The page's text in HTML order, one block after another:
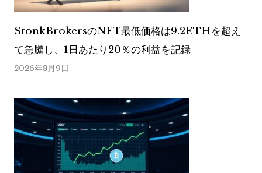
StonkBrokersのNFT最低価格は9.2ETHを超え
て急騰し、1日あたり20％の利益を記録
2026年8月9日